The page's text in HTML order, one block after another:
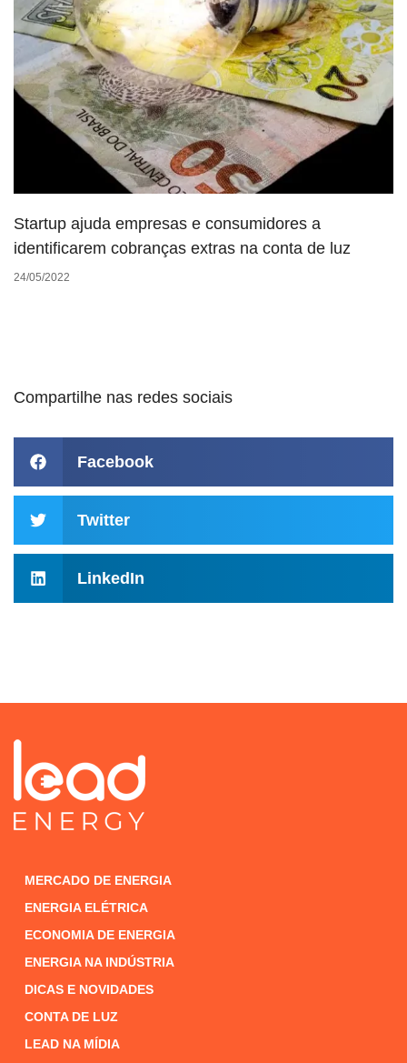
Startup ajuda empresas e consumidores a
identificarem cobranças extras na conta de luz
24/05/2022
Compartilhe nas redes sociais
Facebook
Twitter
LinkedIn
MERCADO DE ENERGIA
ENERGIA ELÉTRICA
ECONOMIA DE ENERGIA
ENERGIA NA INDÚSTRIA
DICAS E NOVIDADES
CONTA DE LUZ
LEAD NA MÍDIA